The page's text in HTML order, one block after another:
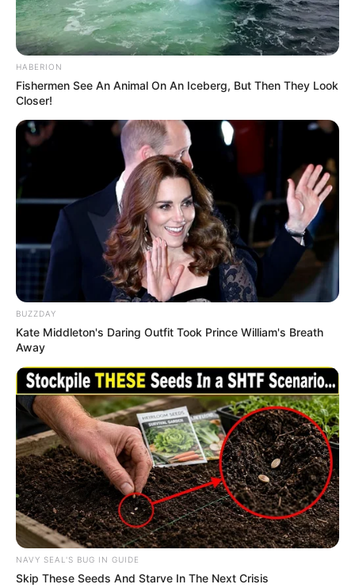
FACEBOOK
DESTAQUES DA SEMANA
Agente de Saúde é indiciada por falsificar
visitas que nunca aconteceram.
Câmara dos Deputados: anuênios, triênios,
quinquênios, sexta-parte e licenças-prêmio
entram no debate.
Motos e bicicletas para ACS e ACE: veja o
FNARAS em Brasília: Senado pode
promulgar PEC 14 em semana de
mobilização.
Presidente Kennedy (ES) abre processo
seletivo para Agentes de Saúde e de
Combate às Endemias.
PEC 14: o que acontece com quinquênio,
triênio e sexta-parte na aposentadoria?
HABERION
Fishermen See An Animal On An Iceberg, But Then They Look
Closer!
BUZZDAY
Kate Middleton's Daring Outfit Took Prince William's Breath
Away
NAVY SEAL'S BUG IN GUIDE
Skip These Seeds And Starve In The Next Crisis